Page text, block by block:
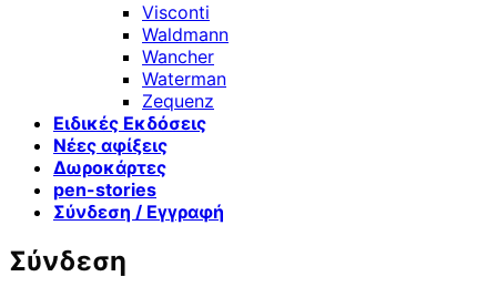
Visconti
Waldmann
Wancher
Waterman
Zequenz
Ειδικές Εκδόσεις
Νέες αφίξεις
Δωροκάρτες
pen-stories
Σύνδεση / Εγγραφή
Σύνδεση